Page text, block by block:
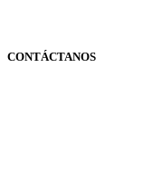
CONTÁCTANOS